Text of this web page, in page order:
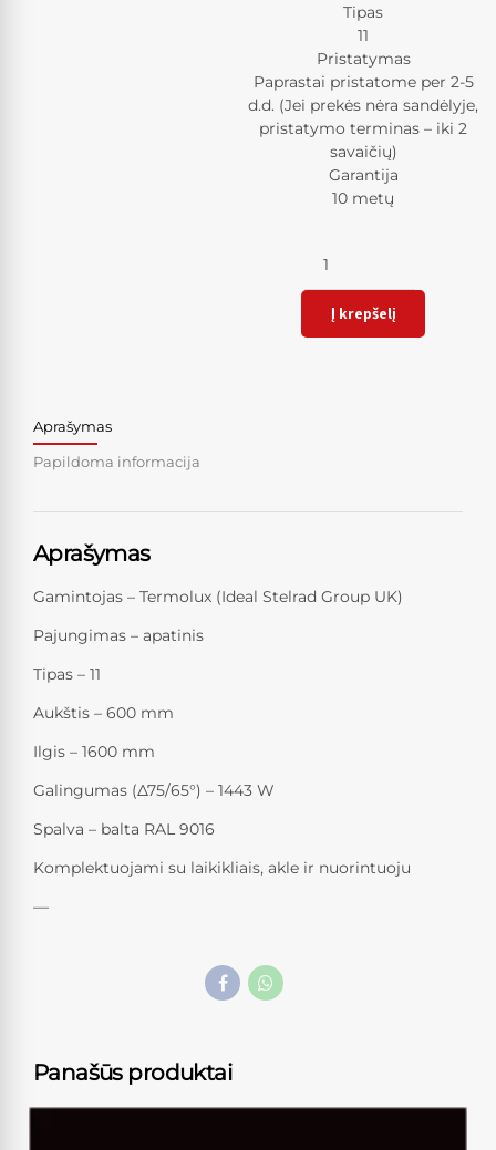
Tipas
11
Pristatymas
Paprastai pristatome per 2-5
d.d. (Jei prekės nėra sandėlyje,
pristatymo terminas – iki 2
savaičių)
Garantija
10 metų
Į krepšelį
Aprašymas
Papildoma informacija
Aprašymas
Gamintojas – Termolux (Ideal Stelrad Group UK)
Pajungimas – apatinis
Tipas – 11
Aukštis – 600 mm
Ilgis – 1600 mm
Galingumas (Δ75/65°) – 1443 W
Spalva – balta RAL 9016
Komplektuojami su laikikliais, akle ir nuorintuoju
—
Panašūs produktai